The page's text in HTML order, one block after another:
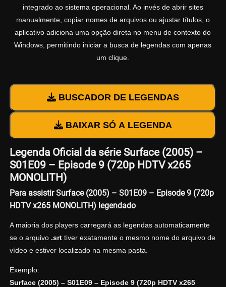
integrado ao sistema operacional. Ao invés de abrir sites
manualmente, copiar nomes de arquivos ou ajustar títulos, o
aplicativo adiciona uma opção direta no menu de contexto do
Windows, permitindo iniciar a busca de legendas com apenas
um clique.
BUSCADOR DE LEGENDAS
BAIXAR SÓ A LEGENDA
Legenda Oficial da série Surface (2005) –
S01E09 – Episode 9 (720p HDTV x265
MONOLITH)
Para assistir Surface (2005) – S01E09 – Episode 9 (720p
HDTV x265 MONOLITH) legendado
A maioria dos players carregará as legendas automaticamente
se o arquivo .srttiver exatamente o mesmo nome do arquivo de
vídeo e estiver localizado na mesma pasta.
Exemplo:
Surface (2005) – S01E09 – Episode 9 (720p HDTV x265